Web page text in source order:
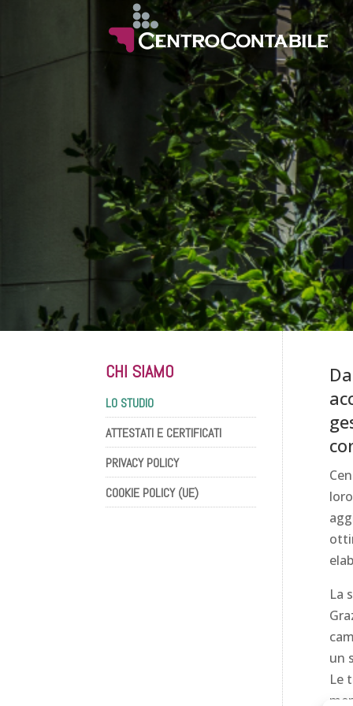
CHI SIAMO
LO STUDIO
ATTESTATI E CERTIFICATI
PRIVACY POLICY
COOKIE POLICY (UE)
La
un
Le